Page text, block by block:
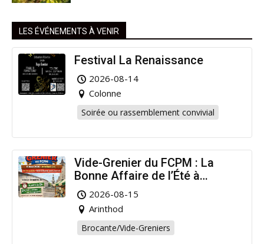
LES ÉVÉNEMENTS À VENIR
Festival La Renaissance
2026-08-14
Colonne
Soirée ou rassemblement convivial
Vide-Grenier du FCPM : La
Bonne Affaire de l’Été à
Arinthod !
2026-08-15
Arinthod
Brocante/Vide-Greniers